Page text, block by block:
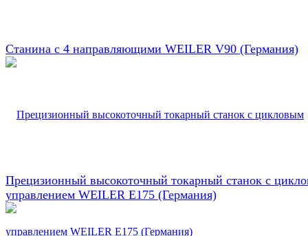
Станина с 4 направляющими WEILER V90 (Германия)
Прецизионный высокоточный токарный станок с
управлением WEILER E175 (Германия)